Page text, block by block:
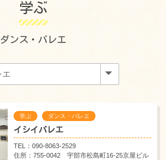
学ぶ
ダンス・バレエ
学ぶ ダンス・バレエ
イシイバレエ
TEL：090-8063-2529
住所：755-0042 宇部市松島町16-25京屋ビル